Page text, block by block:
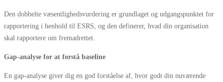
Den dobbelte væsentlighedsvurdering er grundlaget og udgangspunktet for
rapportering i henhold til ESRS, og den definerer, hvad din organisation
skal rapportere om fremadrettet.
Gap-analyse for at forstå baseline
En gap-analyse giver dig en god forståelse af, hvor godt din nuværende